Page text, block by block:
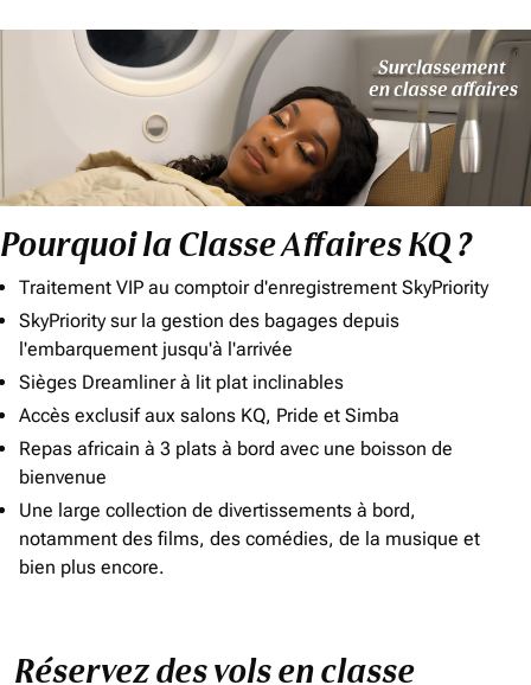
Pourquoi la Classe Affaires KQ ?
Traitement VIP au comptoir d'enregistrement SkyPriority
SkyPriority sur la gestion des bagages depuis
l'embarquement jusqu'à l'arrivée
Sièges Dreamliner à lit plat inclinables
Accès exclusif aux salons KQ, Pride et Simba
Repas africain à 3 plats à bord avec une boisson de
bienvenue
Une large collection de divertissements à bord,
notamment des films, des comédies, de la musique et
bien plus encore.
Réservez des vols en classe